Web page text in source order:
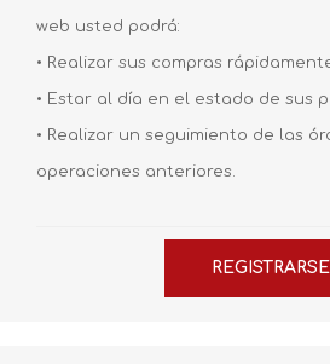
web usted podrá:
• Realizar sus compras
• Estar al día en el estado de sus
• Realizar un seguimiento de las
operaciones anteriores.